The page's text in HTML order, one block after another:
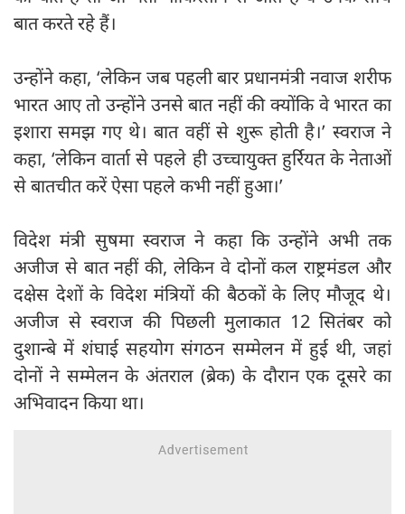
बात करते रहे हैं।
उन्होंने कहा, ‘लेकिन जब पहली बार प्रधानमंत्री नवाज शरीफ
भारत आए तो उन्होंने उनसे बात नहीं की क्योंकि वे भारत का
इशारा समझ गए थे। बात वहीं से शुरू होती है।’ स्वराज ने
कहा, ‘लेकिन वार्ता से पहले ही उच्चायुक्त हुर्रियत के नेताओं
से बातचीत करें ऐसा पहले कभी नहीं हुआ।’
विदेश मंत्री सुषमा स्वराज ने कहा कि उन्होंने अभी तक
अजीज से बात नहीं की, लेकिन वे दोनों कल राष्ट्रमंडल और
दक्षेस देशों के विदेश मंत्रियों की बैठकों के लिए मौजूद थे।
अजीज से स्वराज की पिछली मुलाकात 12 सितंबर को
दुशान्बे में शंघाई सहयोग संगठन सम्मेलन में हुई थी, जहां
दोनों ने सम्मेलन के अंतराल (ब्रेक) के दौरान एक दूसरे का
अभिवादन किया था।